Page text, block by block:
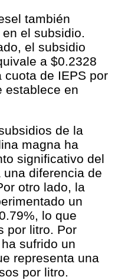
también
el subsidio.
el subsidio
a $0.2328
cuota de IEPS por
establece en
de la
magna ha
significativo del
diferencia de
otro lado, la
un
lo que
por litro. Por
sufrido un
representa una
por litro.